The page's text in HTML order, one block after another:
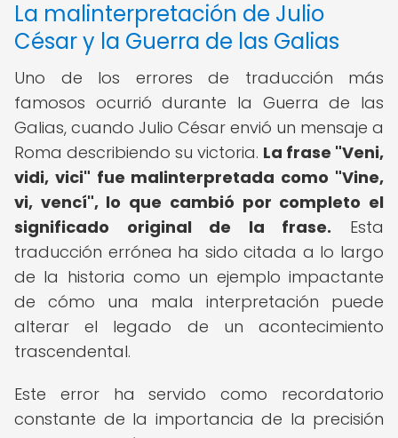
La malinterpretación de Julio
César y la Guerra de las Galias
Uno de los errores de traducción más
famosos ocurrió durante la Guerra de las
Galias, cuando Julio César envió un mensaje a
Roma describiendo su victoria. La frase "Veni,
vidi, vici" fue malinterpretada como "Vine,
vi, vencí", lo que cambió por completo el
significado original de la frase. Esta
traducción errónea ha sido citada a lo largo
de la historia como un ejemplo impactante
de cómo una mala interpretación puede
alterar el legado de un acontecimiento
trascendental.
Este error ha servido como recordatorio
constante de la importancia de la precisión